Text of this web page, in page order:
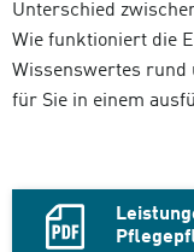
Unterschied
Wie funktioniert die
Wissenswertes rund
für Sie in einem